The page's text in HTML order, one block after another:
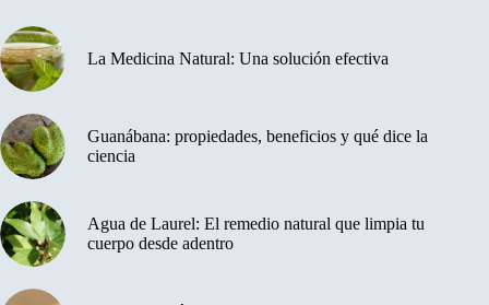
La Medicina Natural: Una solución efectiva
Guanábana: propiedades, beneficios y qué dice la
ciencia
Agua de Laurel: El remedio natural que limpia tu
cuerpo desde adentro